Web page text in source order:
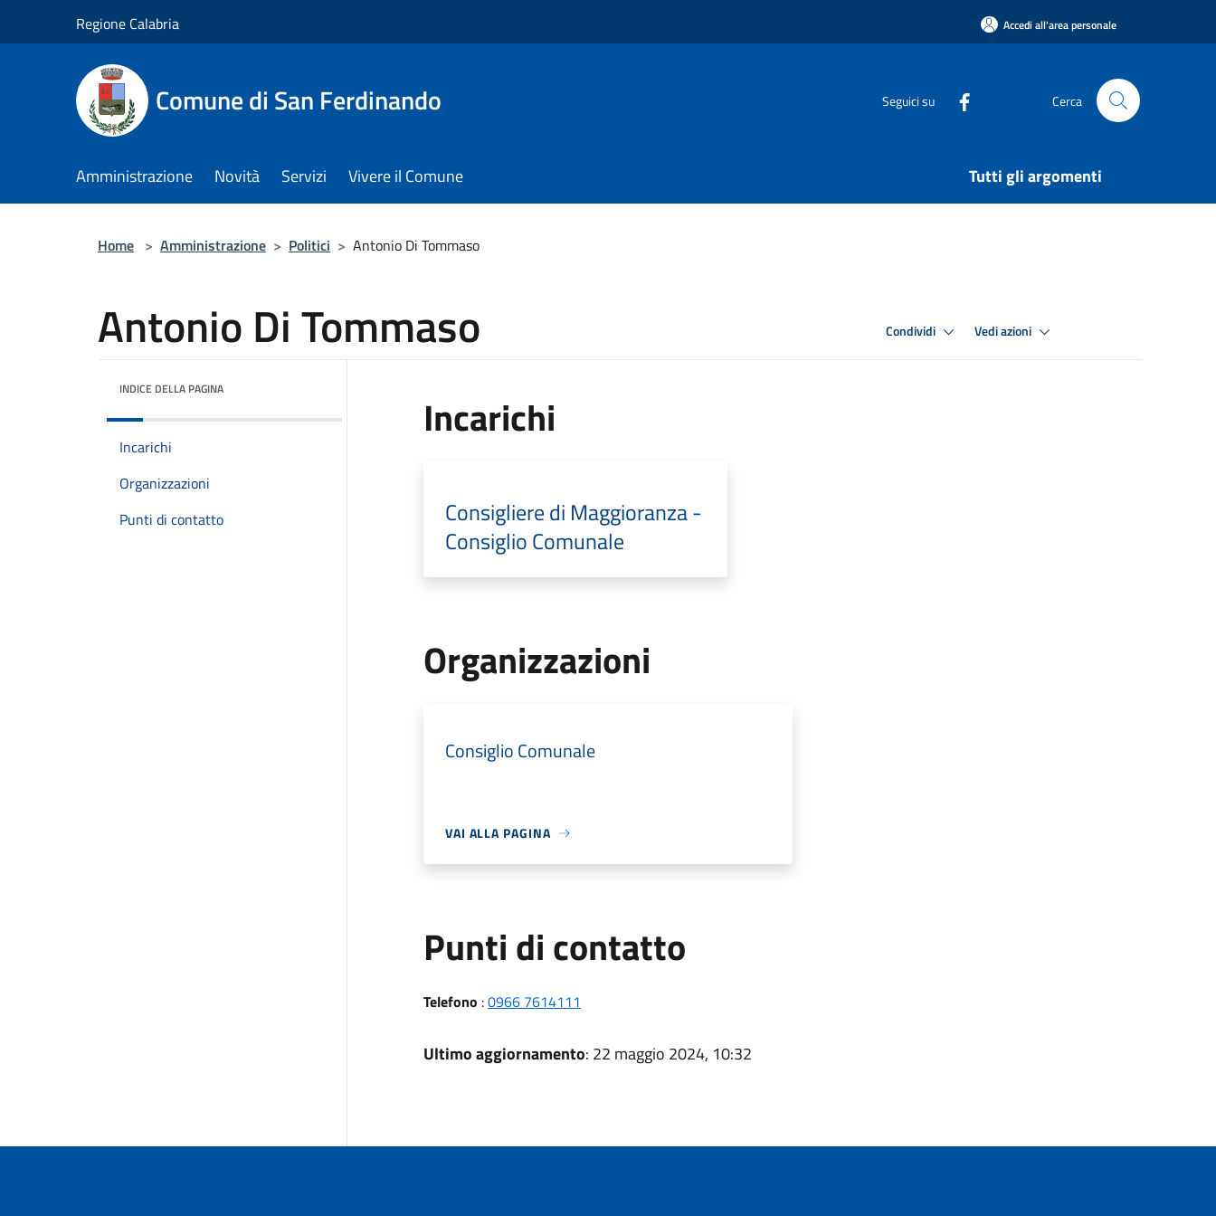
Regione Calabria Accedi all'area personale
Comune di San Ferdinando Seguici su Cerca
Amministrazione Novità Servizi Vivere il Comune Tutti gli argomenti
Home > Amministrazione > Politici > Antonio Di Tommaso
Antonio Di Tommaso Condividi Vedi azioni
INDICE DELLA PAGINA
Incarichi
Organizzazioni
Punti di contatto
Incarichi
Consigliere di Maggioranza -
Consiglio Comunale
Organizzazioni
Consiglio Comunale
VAI ALLA PAGINA
Punti di contatto
Telefono :0966 7614111
Ultimo aggiornamento: 22 maggio 2024, 10:32